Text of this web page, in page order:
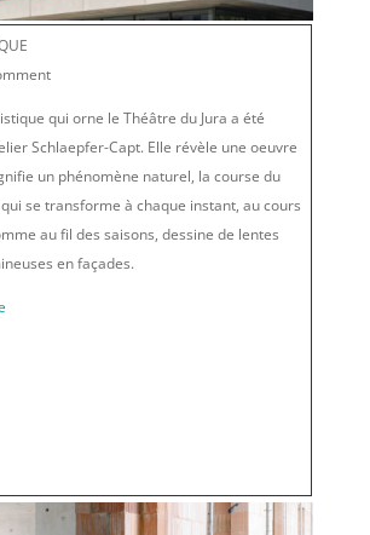
qui orne le Théâtre du Jura a été
Schlaepfer-Capt. Elle révèle une oeuvre
un phénomène naturel, la course du
qui se transforme à chaque instant, au cours
au fil des saisons, dessine de lentes
en façades.